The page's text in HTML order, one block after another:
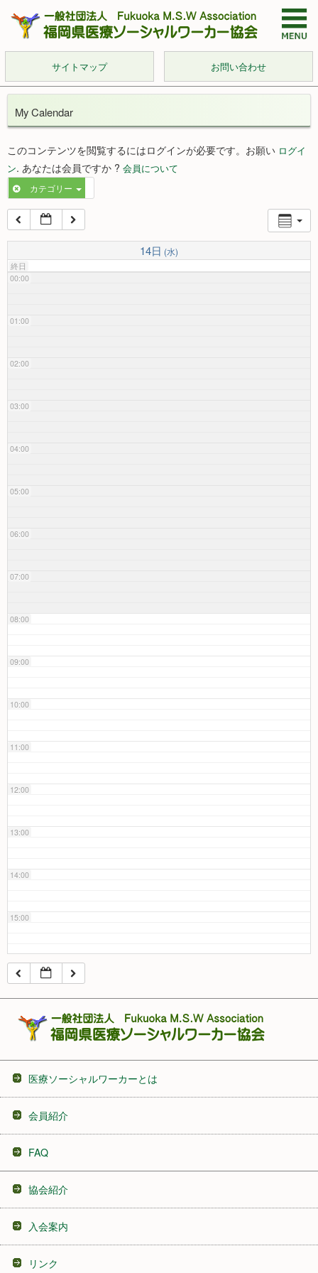
サイトマップ お問い合わせ
My Calendar
このコンテンツを閲覧するにはログインが必要です。お願い ログイ
ン. あなたは会員ですか ? 会員について
カテゴリー
14日 (水)
終日
00:00
01:00
02:00
03:00
04:00
05:00
06:00
07:00
08:00
09:00
10:00
11:00
12:00
13:00
14:00
15:00
16:00
21:00
23:00
医療ソーシャルワーカーとは
会員紹介
FAQ
協会紹介
入会案内
リンク